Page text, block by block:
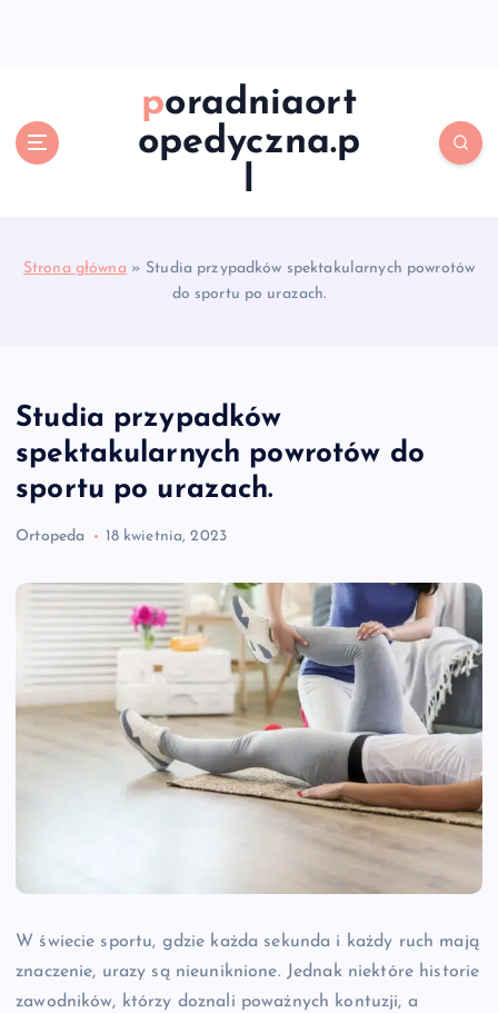
poradniaort
opedyczna.p
l
Strona główna » Studia przypadków spektakularnych powrotów
do sportu po urazach.
Studia przypadków
spektakularnych powrotów do
sportu po urazach.
Ortopeda 18 kwietnia, 2023
W świecie sportu, gdzie każda sekunda i każdy ruch mają
znaczenie, urazy są nieuniknione. Jednak niektóre historie
zawodników, którzy doznali poważnych kontuzji, a